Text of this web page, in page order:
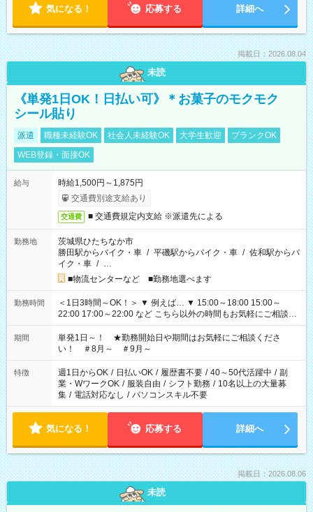
気になる！ 応募する 詳細へ
掲載日：2026.08.04
未読
《単発1日OK！日払い可》＊お菓子のモクモク
シール貼り
派遣 職種未経験OK 社会人未経験OK 大学生歓迎
ブランクOK
WEB登録・面接OK
給与
時給1,500円～1,875円
交通費別途支給あり
交通費 ■ 交通費規定内支給 ※派遣先による
勤務地
茨城県ひたちなか市
勝田駅からバイク・車 / 平磯駅からバイク・車 / 佐和駅からバ
イク・車 / …
■物流センターなど ■勤務地選べます
勤務時間
＜1日3時間～OK！＞ ▼ 例えば… ▼ 15:00～18:00 15:00～
22:00 17:00～22:00 など こちら以外の時間もお気軽にご相談く
ださい！
期間
単発1日～！ ★勤務開始日や期間はお気軽にご相談くださ
い！ ＃8月～ ＃9月～
特徴 週1日からOK / 日払いOK / 履歴書不要 / 40～50代活躍中 / 副
業・WワークOK / 服装自由 / シフト勤務 / 10名以上の大量募
集 / 電話対応なし / パソコンスキル不要
気になる！ 応募する 詳細へ
掲載日：2026.08.06
未読